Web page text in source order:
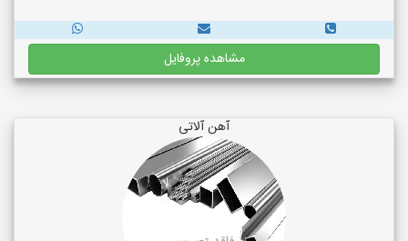
مشاهده پروفایل
آهن آلاتی